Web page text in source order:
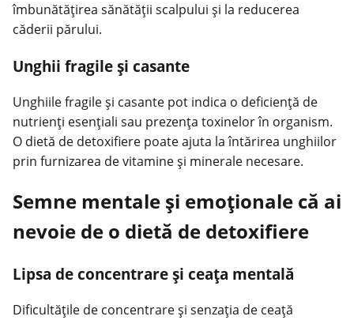
îmbunătățirea sănătății scalpului și la reducerea
căderii părului.
Unghii fragile și casante
Unghiile fragile și casante pot indica o deficiență de
nutrienți esențiali sau prezența toxinelor în organism.
O dietă de detoxifiere poate ajuta la întărirea unghiilor
prin furnizarea de vitamine și minerale necesare.
Semne mentale și emoționale că ai
nevoie de o dietă de detoxifiere
Lipsa de concentrare și ceața mentală
Dificultățile de concentrare și senzația de ceață